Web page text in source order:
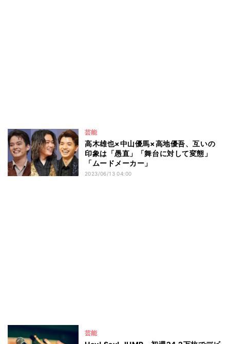
芸能
高木雄也×中山優馬×高地優吾、互いの
印象は「愚直」「舞台に対して変態」
「ムードメーカー」
2023/06/13 04:00
芸能